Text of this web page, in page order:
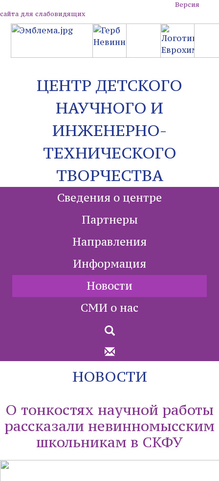
Версия
сайта для слабовидящих
ЦЕНТР ДЕТСКОГО
НАУЧНОГО И
ИНЖЕНЕРНО-
ТЕХНИЧЕСКОГО
ТВОРЧЕСТВА
Сведения о центре
Партнеры
Направления
Информация
Новости
СМИ о нас
НОВОСТИ
О тонкостях научной работы
рассказали невинномысским
школьникам в СКФУ